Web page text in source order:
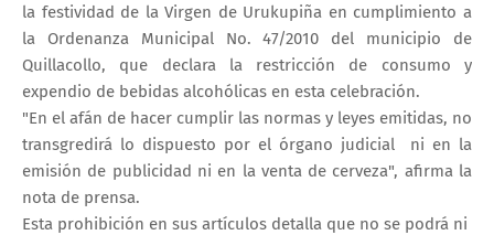
la festividad de la Virgen de Urukupiña en cumplimiento a
la Ordenanza Municipal No. 47/2010 del municipio de
Quillacollo, que declara la restricción de consumo y
expendio de bebidas alcohólicas en esta celebración.
"En el afán de hacer cumplir las normas y leyes emitidas, no
transgredirá lo dispuesto por el órgano judicial ni en la
emisión de publicidad ni en la venta de cerveza", afirma la
nota de prensa.
Esta prohibición en sus artículos detalla que no se podrá ni